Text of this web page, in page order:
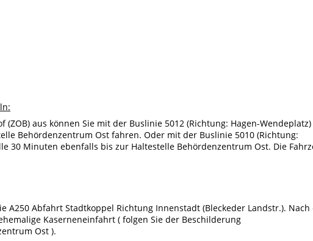
(ZOB) aus können Sie mit der Buslinie 5012 (Richtung: Hagen-Wendeplatz)
Behördenzentrum Ost fahren. Oder mit der Buslinie 5010 (Richtung:
30 Minuten ebenfalls bis zur Haltestelle Behördenzentrum Ost. Die
A250 Abfahrt Stadtkoppel Richtung Innenstadt (Bleckeder Landstr.). Nach
Kaserneneinfahrt ( folgen Sie der Beschilderung
Ost ).